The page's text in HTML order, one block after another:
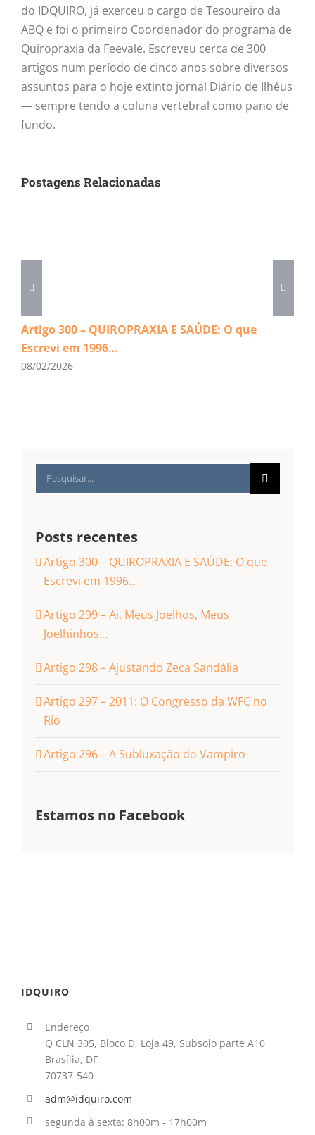
do IDQUIRO, já exerceu o cargo de Tesoureiro da
ABQ e foi o primeiro Coordenador do programa de
Quiropraxia da Feevale. Escreveu cerca de 300
artigos num período de cinco anos sobre diversos
assuntos para o hoje extinto jornal Diário de Ilhéus
— sempre tendo a coluna vertebral como pano de
fundo.
Postagens Relacionadas
Artigo 300 – QUIROPRAXIA E SAÚDE: O que
Escrevi em 1996…
08/02/2026
Buscar
resultados
Posts recentes
Artigo 300 – QUIROPRAXIA E SAÚDE: O que
Escrevi em 1996…
Artigo 299 – Ai, Meus Joelhos, Meus
Joelhinhos…
Artigo 298 – Ajustando Zeca Sandália
Artigo 297 – 2011: O Congresso da WFC no
Rio
Artigo 296 – A Subluxação do Vampiro
Estamos no Facebook
IDQUIRO
Endereço
Q CLN 305, Bloco D, Loja 49, Subsolo parte A10
Brasília, DF
70737-540
adm@idquiro.com
segunda à sexta: 8h00m - 17h00m